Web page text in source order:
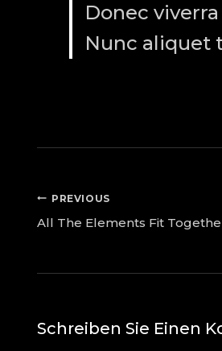
Donec
Nunc aliquet
PREVIOUS
All The Elements Fit
Schreiben Sie Einen